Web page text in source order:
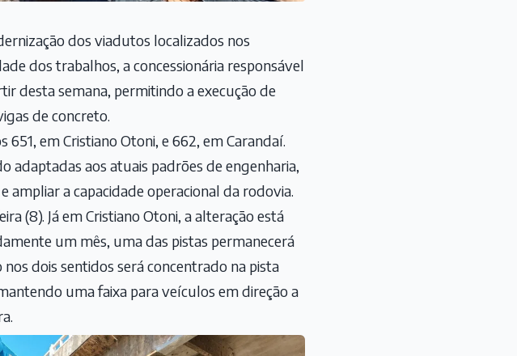
dos viadutos localizados nos
dos trabalhos, a concessionária responsável
desta semana, permitindo a execução de
de concreto.
em Cristiano Otoni, e 662, em Carandaí.
adaptadas aos atuais padrões de engenharia,
a capacidade operacional da rodovia.
(8). Já em Cristiano Otoni, a alteração está
um mês, uma das pistas permanecerá
dois sentidos será concentrado na pista
uma faixa para veículos em direção a